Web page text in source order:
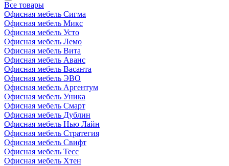
Все товары
Офисная мебель Сигма
Офисная мебель Микс
Офисная мебель Усто
Офисная мебель Лемо
Офисная мебель Вита
Офисная мебель Аванс
Офисная мебель Васанта
Офисная мебель ЭВО
Офисная мебель Аргентум
Офисная мебель Уника
Офисная мебель Смарт
Офисная мебель Дублин
Офисная мебель Нью Лайн
Офисная мебель Стратегия
Офисная мебель Свифт
Офисная мебель Тесс
Офисная мебель Хтен